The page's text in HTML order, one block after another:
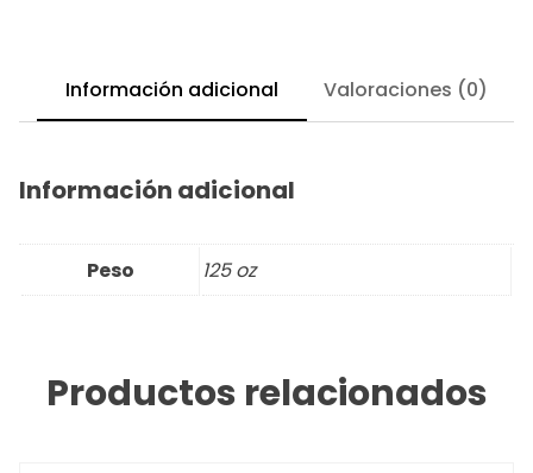
Información adicional Valoraciones (0)
Información adicional
Peso 125 oz
Productos relacionados